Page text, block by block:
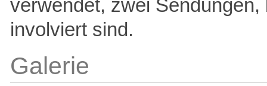
verwendet, zwei
involviert sind.
Galerie